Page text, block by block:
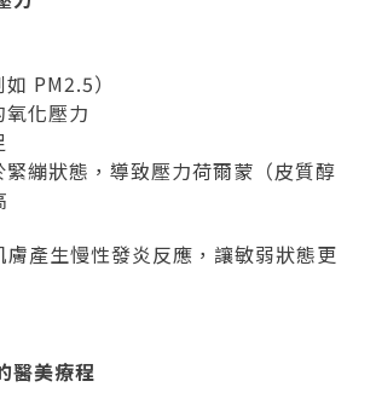
PM2.5）
化壓力
繃狀態，導致壓力荷爾蒙（皮質醇
膚產生慢性發炎反應，讓敏弱狀態更
醫美療程